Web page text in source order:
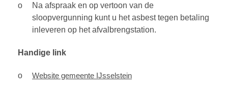
Na afspraak en op vertoon van de
sloopvergunning kunt u het asbest tegen betaling
inleveren op het afvalbrengstation.
Handige link
Website gemeente IJsselstein